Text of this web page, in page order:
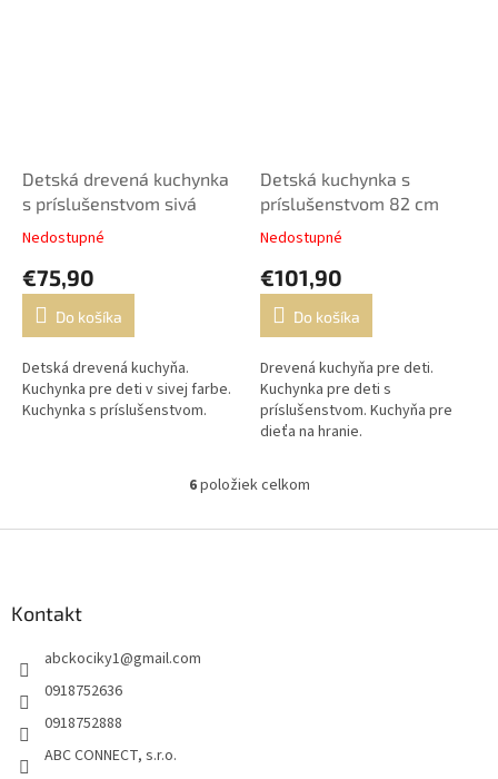
Detská drevená kuchynka
s príslušenstvom sivá
Nedostupné
€75,90
Do košíka
Detská drevená kuchyňa.
Kuchynka pre deti v sivej farbe.
Kuchynka s príslušenstvom.
Detská kuchynka s
príslušenstvom 82 cm
Nedostupné
€101,90
Do košíka
Drevená kuchyňa pre deti.
Kuchynka pre deti s
príslušenstvom. Kuchyňa pre
dieťa na hranie.
O
l
6položiek celkom
Kontakt
abckociky1@gmail.com
0918752636
0918752888
ABC CONNECT, s.r.o.